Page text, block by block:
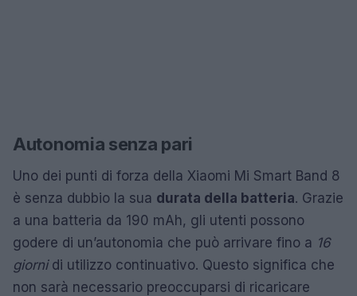
Autonomia senza pari
Uno dei punti di forza della Xiaomi Mi Smart Band 8
è senza dubbio la sua durata della batteria. Grazie
a una batteria da 190 mAh, gli utenti possono
godere di un’autonomia che può arrivare fino a 16
giornidi utilizzo continuativo. Questo significa che
non sarà necessario preoccuparsi di ricaricare